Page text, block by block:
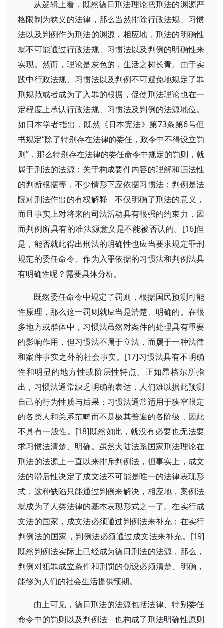
从逻辑上看，既然德日刑法理论把刑法的渊源严
格限制为狭义的法律，那么当然排除行政法规、习惯
法以及判例作为刑法的渊源，相应地，刑法的明确性
就不可能通过行政法规、习惯法以及判例的明确性来
实现。然而，理论是灰色的，生活之树长青。由于实
践中行政法规、习惯法以及判例不可避免地规定了罪
刑规范或者成为了入罪的根据，促使刑法理论也在一
定程度上承认行政法规、习惯法及判例的法源地位。
如日本学者指出，既然《日本宪法》第73条第6号但
书规定“除了特别存在法律的委任，政令中不得设立罚
则”，那么特别存在法律的委任命令中规定的罚则，就
属于刑法的法源；关于构成要件内容的理解和违法性
的判断根据等，不少情形下应依据习惯法；判例是法
院对刑法作出的有权解释，不仅明确了刑法的意义，
而且事实上对将来的司法活动具有很强的约束力，因
而判例所具有的准法源意义是不能被否认的。[16]但
是，能否就此得出刑法的明确性也应当要求规定罪刑
规范的委任命令、作为入罪依据的习惯法和判例法具
有明确性呢？需要具体分析。
既然委任命令中规定了罚则，根据国民预测可能
性原理，那么这一罚则就应当是清楚、明确的。在很
多地方或群体中，习惯法虽然对案件的处理具有重要
的影响作用，但习惯法不属于立法，而属于一种法律
和案件事实之外的社会事实。[17]习惯法具有不明确
性和明显的地方性或阶层性特点。正如昂格尔所指
出，习惯法通常缺乏明确的表达，人们难以据此预测
自己的行为性质与后果；习惯法通常适用于狭窄限定
的各类人和关系范畴而不是极其普遍的各阶级，因此
不具有一般性。[18]既然如此，就没有必要也无法要
求习惯法清楚、明确。虽然大陆法系国家刑法理论在
刑法的法源上一直以来排斥判例法，但事实上，成文
法的滞后性决定了成文法不可能是唯一的法律表现形
式，这种缺陷只能通过判例来解决，相应地，案例法
就成为了人类法律的基本表现形式之一了。在实行成
文法的国家，成文法必须通过判例法来补充；在实行
判例法的国家，判例法必须通过成文法来补充。[19]
既然判例法实际上已经成为德日刑法的法源，那么，
判例对犯罪成立条件和刑罚的创设必须清楚、明确，
能够为人们的社会生活提供预期。
由上可见，德日刑法的法源包括法律、特别委任
命令中的罚则以及判例法，也构成了刑法明确性原则